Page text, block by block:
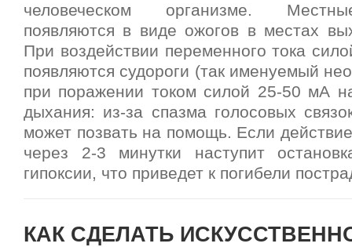
человеческом организме.
появляются в виде ожогов в местах
При воздействии переменного тока
появляются судороги (так именуемый
при поражении током силой 25-50 мА
дыхания: из-за спазма голосовых
может позвать на помощь. Если
через 2-3 минутки наступит
гипоксии, что приведет к погибели
КАК СДЕЛАТЬ